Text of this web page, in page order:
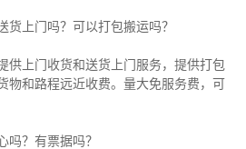
货上门吗？可以打包搬运吗？
供上门收货和送货上门服务，提供打包
物和路程远近收费。量大免服务费，可
吗？有票据吗？